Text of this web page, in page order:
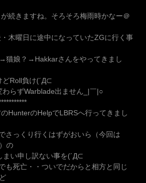
続きますね。そろそろ梅雨時かなー＠
木曜日に途中になっていたZGに行く事
娘？→Hakkarさんをやってきまし
どRoll負け(´Д⊂
らずWarblade出ません_|￣|○
HunterのHelpでLBRSへ行ってきまし
さっくり行くはずがおいら（今回は
の
まい申し訳ない事を(´Д⊂
も死亡・・ついでだからと相方と同じ